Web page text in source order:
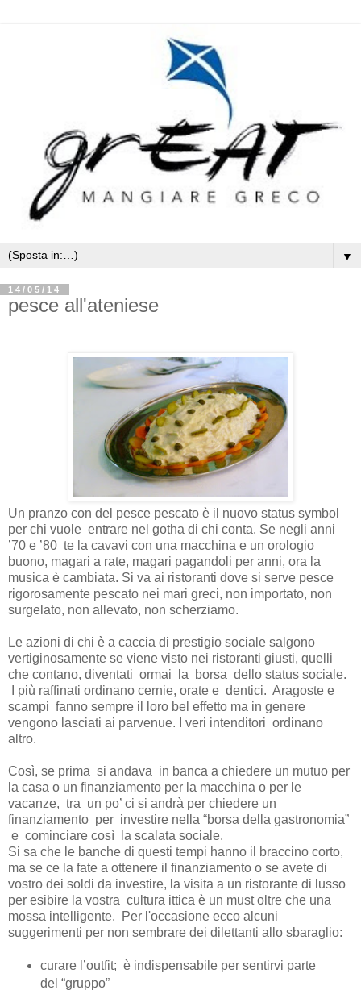
▼
14/05/14
pesce all'ateniese
Un pranzo con del pesce pescato è il nuovo status symbol
per chi vuole entrare nel gotha di chi conta. Se negli anni
’70 e ’80 te la cavavi con una macchina e un orologio
buono, magari a rate, magari pagandoli per anni, ora la
musica è cambiata. Si va ai ristoranti dove si serve pesce
rigorosamente pescato nei mari greci, non importato, non
surgelato, non allevato, non scherziamo.
Le azioni di chi è a caccia di prestigio sociale salgono
vertiginosamente se viene visto nei ristoranti giusti, quelli
che contano, diventati ormai la borsa dello status sociale.
I più raffinati ordinano cernie, orate e dentici. Aragoste e
scampi fanno sempre il loro bel effetto ma in genere
vengono lasciati ai parvenue. I veri intenditori ordinano
altro.
Così, se prima si andava in banca a chiedere un mutuo per
la casa o un finanziamento per la macchina o per le
vacanze, tra un po’ ci si andrà per chiedere un
finanziamento per investire nella “borsa della gastronomia”
e cominciare così la scalata sociale.
Si sa che le banche di questi tempi hanno il braccino corto,
ma se ce la fate a ottenere il finanziamento o se avete di
vostro dei soldi da investire, la visita a un ristorante di lusso
per esibire la vostra cultura ittica è un must oltre che una
mossa intelligente. Per l'occasione ecco alcuni
suggerimenti per non sembrare dei dilettanti allo sbaraglio:
curare l’outfit; è indispensabile per sentirvi parte
del “gruppo”